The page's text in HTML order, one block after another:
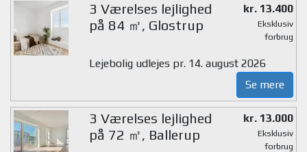
3 Værelses lejlighed
på 84 ㎡, Glostrup
kr. 13.400
Eksklusiv
forbrug
Lejebolig udlejes pr. 14. august 2026
Se mere
3 Værelses lejlighed
på 72 ㎡, Ballerup
kr. 13.000
Eksklusiv
forbrug